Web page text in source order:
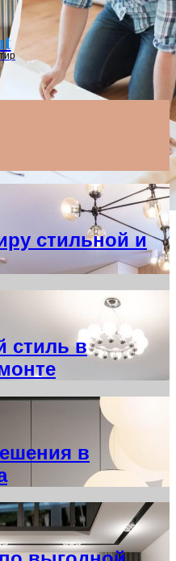
Menu
стильной и
стиль в
в